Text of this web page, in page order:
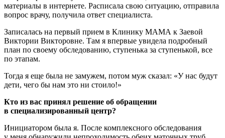
материалы в интернете. Расписала свою ситуацию, отправила
вопрос врачу, получила ответ специалиста.
Записалась на первый прием в Клинику МАМА к Заевой
Виктории Викторовне. Там я впервые увидела подробный
план по своему обследованию, ступенька за ступенькой, все
по этапам.
Тогда я еще была не замужем, потом муж сказал: «У нас будут
дети, чего бы нам это ни стоило!»
Кто из вас принял решение об обращении
в специализированный центр?
Инициатором была я. После комплексного обследования